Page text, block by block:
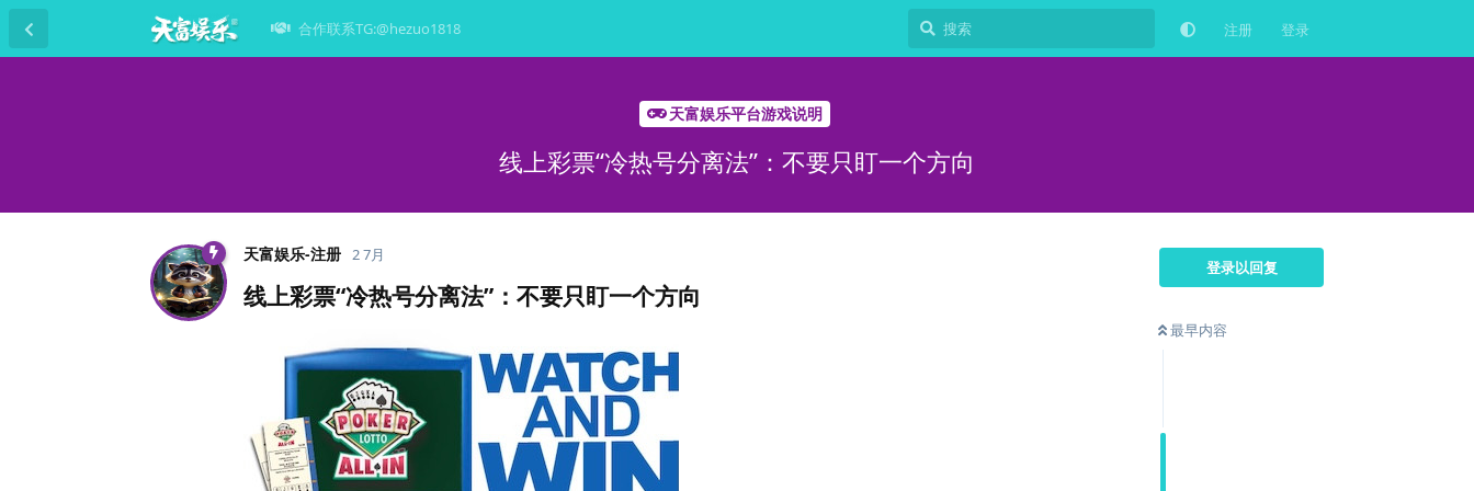
合作联系TG:@hezuo1818 注册 登录
天富娱乐平台游戏说明
线上彩票“冷热号分离法”：不要只盯一个方向
登录以回复
最早内容
天富娱乐-注册 2 7月
线上彩票“冷热号分离法”：不要只盯一个方向